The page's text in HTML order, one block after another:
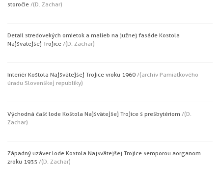
storočie /(D. Zachar)
Detail stredovekých omietok a malieb na južnej fasáde Kostola
Najsvätejšej Trojice /(D. Zachar)
Interiér Kostola Najsvätejšej Trojice v roku 1960 /(archív Pamiatkového
úradu Slovenskej republiky)
Východná časť lode Kostola Najsvätejšej Trojice s presbytériom /(D.
Zachar)
Západný uzáver lode Kostola Najsvätejšej Trojice s emporou a organom
z roku 1935 /(D. Zachar)